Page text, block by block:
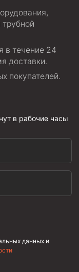
СТ
аварийный)
в течение 24
доставки.
покупателей.
в рабочие часы
данных и